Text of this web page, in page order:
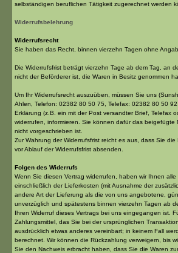
selbständigen beruflichen Tätigkeit zugerechnet werden
Widerrufsbelehrung
Widerrufsrecht
Sie haben das Recht, binnen vierzehn Tagen ohne
Die Widerrufsfrist beträgt vierzehn Tage ab dem Tag, an
nicht der Beförderer ist, die Waren in Besitz genommen
Um Ihr Widerrufsrecht auszuüben, müssen Sie uns
Ahlen, Telefon: 02382 80 50 75, Telefax: 02382 80 50
Erklärung (z.B. ein mit der Post versandter Brief, Telefax
widerrufen, informieren. Sie können dafür das beigefügte
nicht vorgeschrieben ist.
Zur Wahrung der Widerrufsfrist reicht es aus, dass Sie
vor Ablauf der Widerrufsfrist absenden.
Folgen des Widerrufs
Wenn Sie diesen Vertrag widerrufen, haben wir Ihnen
einschließlich der Lieferkosten (mit Ausnahme der
andere Art der Lieferung als die von uns angebotene,
unverzüglich und spätestens binnen vierzehn Tagen ab
Ihren Widerruf dieses Vertrags bei uns eingegangen ist.
Zahlungsmittel, das Sie bei der ursprünglichen
ausdrücklich etwas anderes vereinbart; in keinem Fall
berechnet. Wir können die Rückzahlung verweigern, bis
Sie den Nachweis erbracht haben, dass Sie die Waren